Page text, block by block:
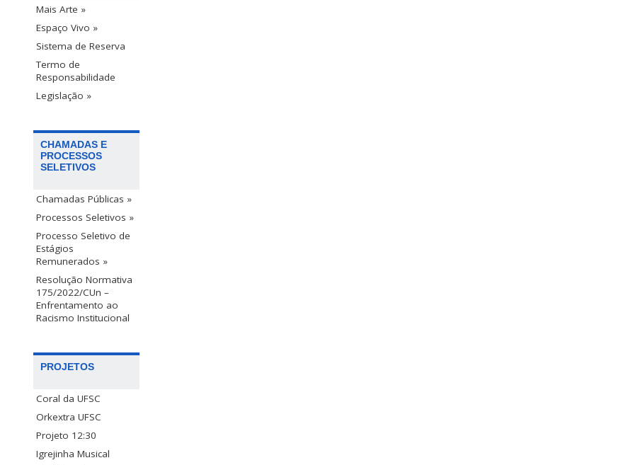
Mais Arte »
Espaço Vivo »
Sistema de Reserva
Termo de
Responsabilidade
Legislação »
CHAMADAS E
PROCESSOS
SELETIVOS
Chamadas Públicas »
Processos Seletivos »
Processo Seletivo de
Estágios
Remunerados »
Resolução Normativa
175/2022/CUn –
Enfrentamento ao
Racismo Institucional
PROJETOS
Coral da UFSC
Orkextra UFSC
Projeto 12:30
Igrejinha Musical